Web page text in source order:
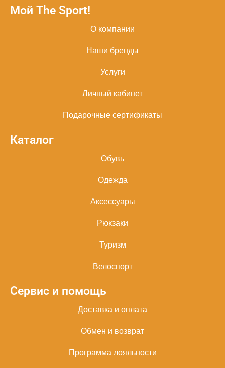
Мой The Sport!
О компании
Наши бренды
Услуги
Личный кабинет
Подарочные сертификаты
Каталог
Обувь
Одежда
Аксессуары
Рюкзаки
Туризм
Велоспорт
Сервис и помощь
Доставка и оплата
Обмен и возврат
Программа лояльности